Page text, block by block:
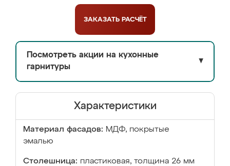
ЗАКАЗАТЬ РАСЧЁТ
Посмотреть акции на кухонные
гарнитуры
▼
Характеристики
Материал фасадов: МДФ, покрытые
эмалью
Столешница: пластиковая, толщина 26 мм